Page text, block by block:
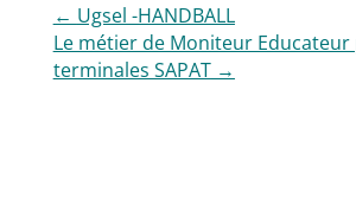
← Ugsel -HANDBALL
Le métier de Moniteur
terminales SAPAT→